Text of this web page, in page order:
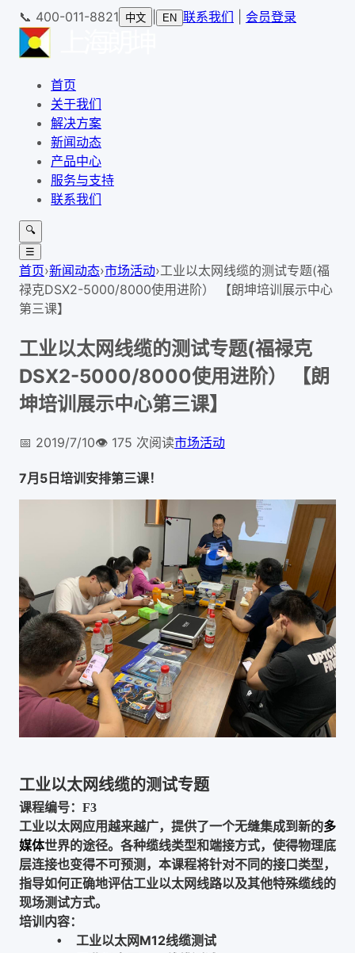
📞 400-011-8821 中文 EN 联系我们 会员登录
首页
关于我们
解决方案
新闻动态
产品中心
服务与支持
联系我们
🔍
☰
首页›新闻动态›市场活动›工业以太网线缆的测试专题(福
禄克DSX2-5000/8000使用进阶） 【朗坤培训展示中心
第三课】
工业以太网线缆的测试专题(福禄克
DSX2-5000/8000使用进阶） 【朗
坤培训展示中心第三课】
📅 2019/7/10👁️ 175 次阅读市场活动
7月5日培训安排第三课！
工业以太网线缆的测试专题
课程编号：F3
工业以太网应用越来越广，提供了一个无缝集成到新的多
媒体世界的途径。各种缆线类型和端接方式，使得物理底
层连接也变得不可预测，本课程将针对不同的接口类型，
指导如何正确地评估工业以太网线路以及其他特殊缆线的
现场测试方式。
培训内容：
•
工业以太网M12线缆测试